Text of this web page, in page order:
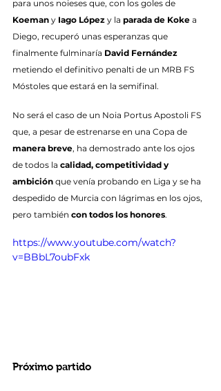
para unos noieses que, con los goles de
Koeman y Iago López y la parada de Koke a
Diego, recuperó unas esperanzas que
finalmente fulminaría David Fernández
metiendo el definitivo penalti de un MRB FS
Móstoles que estará en la semifinal.
No será el caso de un Noia Portus Apostoli FS
que, a pesar de estrenarse en una Copa de
manera breve, ha demostrado ante los ojos
de todos la calidad, competitividad y
ambición que venía probando en Liga y se ha
despedido de Murcia con lágrimas en los ojos,
pero también con todos los honores.
https://www.youtube.com/watch?
v=BBbL7oubFxk
Próximo partido